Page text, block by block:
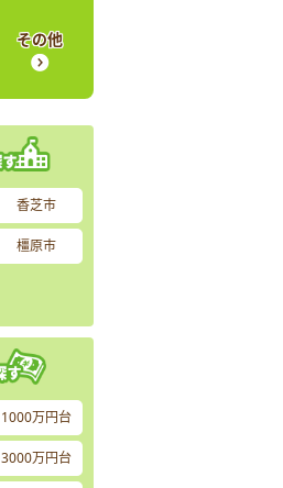
その他
香芝市
橿原市
1000万円台
3000万円台